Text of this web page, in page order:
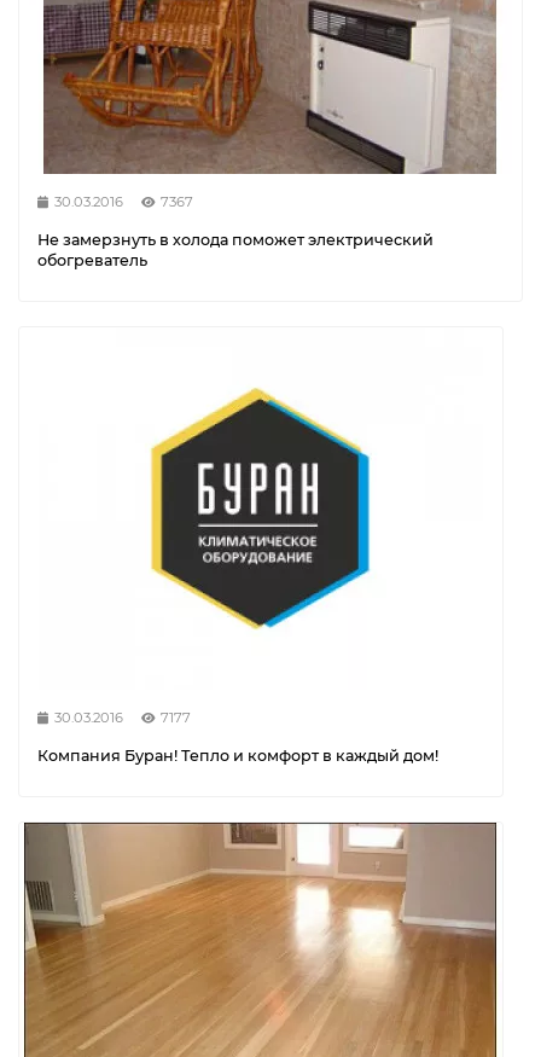
30.03.2016 7367
Не замерзнуть в холода поможет электрический
обогреватель
30.03.2016 7177
Компания Буран! Тепло и комфорт в каждый дом!